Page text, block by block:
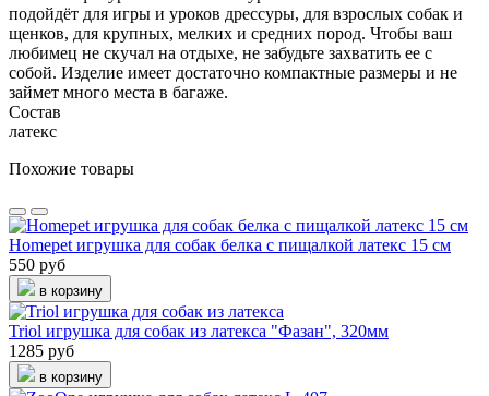
подойдёт для игры и уроков дрессуры, для взрослых собак и
щенков, для крупных, мелких и средних пород. Чтобы ваш
любимец не скучал на отдыхе, не забудьте захватить ее с
собой. Изделие имеет достаточно компактные размеры и не
займет много места в багаже.
Состав
латекс
Похожие товары
Homepet игрушка для собак белка с пищалкой латекс 15 см
550 руб
в корзину
Triol игрушка для собак из латекса "Фазан", 320мм
1285 руб
в корзину